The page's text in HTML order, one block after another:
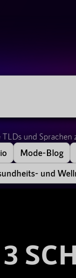
und Sprachen
Mode-Blog
und